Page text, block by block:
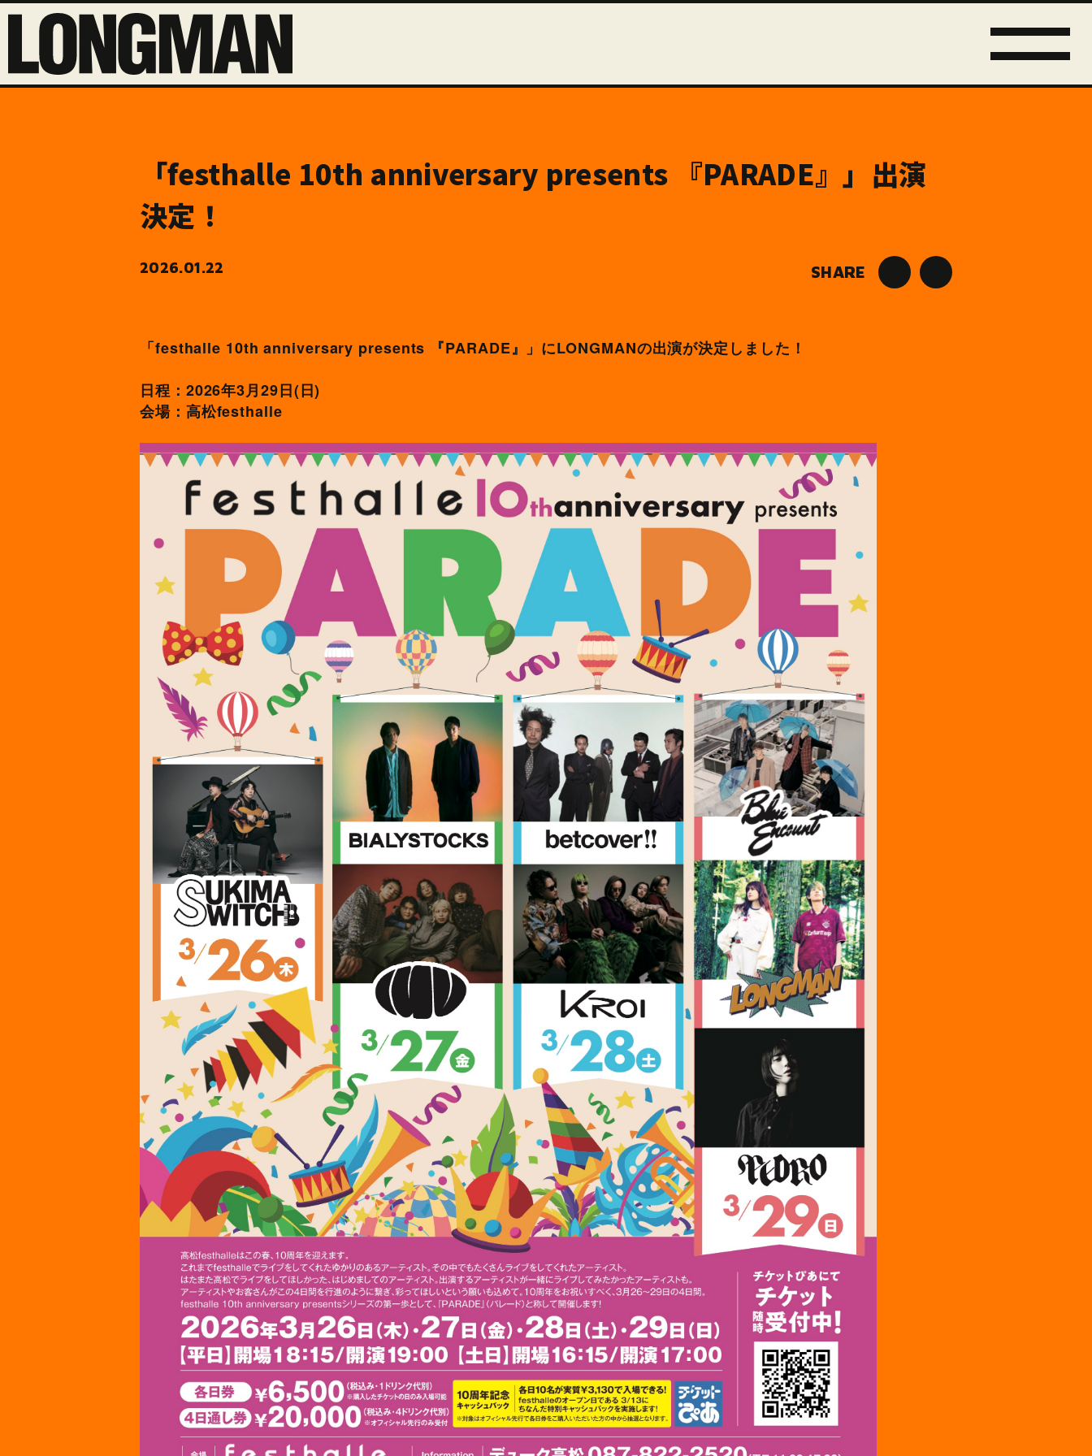
「festhalle 10th anniversary presents 『PARADE』」出演
決定！
2026.01.22 SHARE
「festhalle 10th anniversary presents 『PARADE』」にLONGMANの出演が決定しました！
日程：2026年3月29日(日)
会場：高松festhalle